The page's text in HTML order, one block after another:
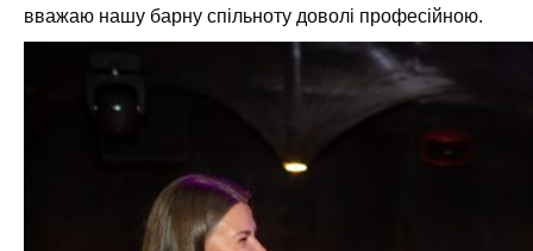
вважаю нашу барну спільноту доволі професійною.